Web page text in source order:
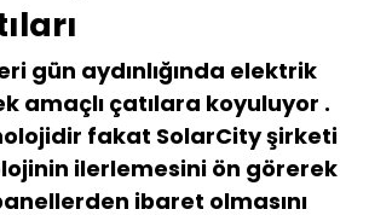
gün aydınlığında elektrik
amaçlı çatılara koyuluyor .
fakat SolarCity şirketi
ilerlemesini ön görerek
ibaret olmasını